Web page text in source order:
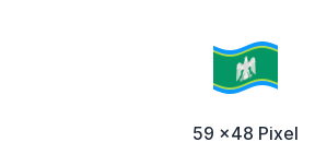
59 x48 Pixel